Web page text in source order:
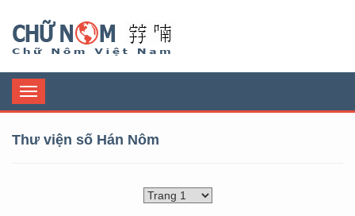
Toggle
navigation
Thư viện số Hán Nôm